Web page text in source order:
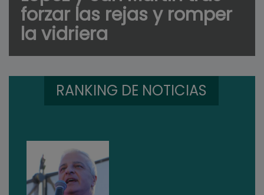
forzar las rejas y romper
la vidriera
RANKING DE NOTICIAS